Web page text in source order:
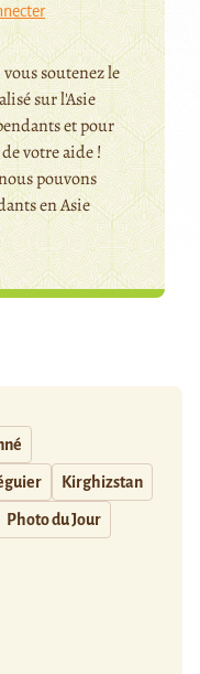
soutenez le
sur l'Asie
et pour
votre aide !
pouvons
en Asie
Kirghizstan
Photo du Jour